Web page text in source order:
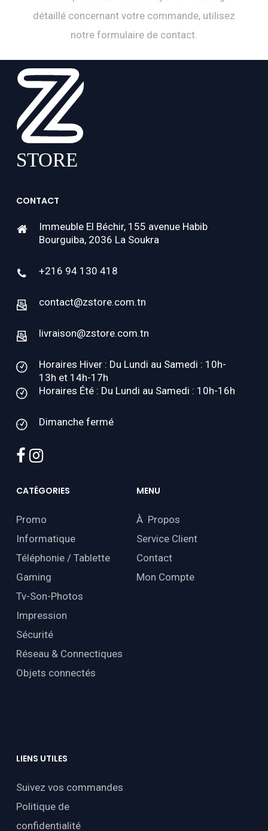
détaillé concernant votre commande, utilisez
notre formulaire de contact.
CONTACT
Immeuble El Béchir, 155 avenue Habib
Bourguiba, 2036 La Soukra
+216 94 130 418
contact@zstore.com.tn
livraison@zstore.com.tn
Horaires Hiver : Du Lundi au Samedi : 10h-
13h et 14h-17h
Horaires Été : Du Lundi au Samedi : 10h-16h
Dimanche fermé
facebook
instagram
CATÉGORIES
Promo
Informatique
Téléphonie / Tablette
Gaming
Tv-Son-Photos
Impression
Sécurité
Réseau & Connectiques
Objets connectés
MENU
À Propos
Service Client
Contact
Mon Compte
LIENS UTILES
Suivez vos commandes
Politique de
confidentialité